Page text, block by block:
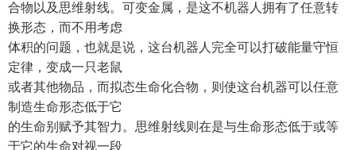
合物以及思维射线。可变金属，是这不机器人拥有了任意转
换形态，而不用考虑
体积的问题，也就是说，这台机器人完全可以打破能量守恒
定律，变成一只老鼠
或者其他物品，而拟态生命化合物，则使这台机器可以任意
制造生命形态低于它
的生命别赋予其智力。思维射线则在是与生命形态低于或等
于它的生命对视一段